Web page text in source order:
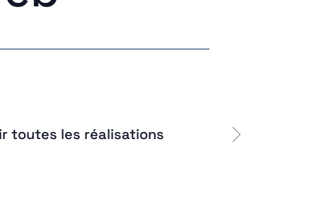
toutes les réalisations